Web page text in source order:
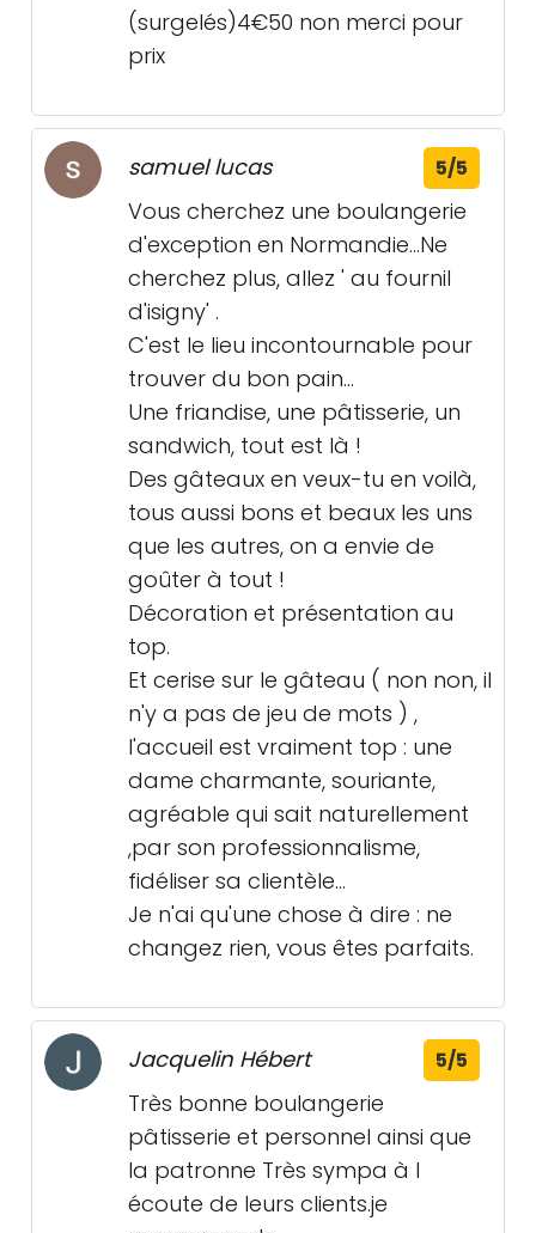
(surgelés)4€50 non merci pour
prix
samuel lucas 5/5
Vous cherchez une boulangerie
d'exception en Normandie...Ne
cherchez plus, allez ' au fournil
d'isigny' .
C'est le lieu incontournable pour
trouver du bon pain...
Une friandise, une pâtisserie, un
sandwich, tout est là !
Des gâteaux en veux-tu en voilà,
tous aussi bons et beaux les uns
que les autres, on a envie de
goûter à tout !
Décoration et présentation au
top.
Et cerise sur le gâteau ( non non, il
n'y a pas de jeu de mots ) ,
l'accueil est vraiment top : une
dame charmante, souriante,
agréable qui sait naturellement
,par son professionnalisme,
fidéliser sa clientèle...
Je n'ai qu'une chose à dire : ne
changez rien, vous êtes parfaits.
Jacquelin Hébert 5/5
Très bonne boulangerie
pâtisserie et personnel ainsi que
la patronne Très sympa à l
écoute de leurs clients.je